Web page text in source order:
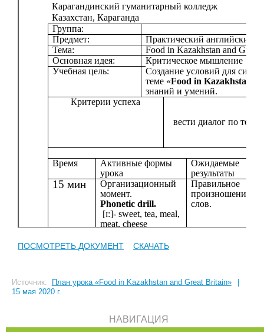
ПОСМОТРЕТЬ ДОКУМЕНТ СКАЧАТЬ
Источник: План урока «Food in Kazakhstan and Great Britain»
15 мая 2020 г.
НАВИГАЦИЯ